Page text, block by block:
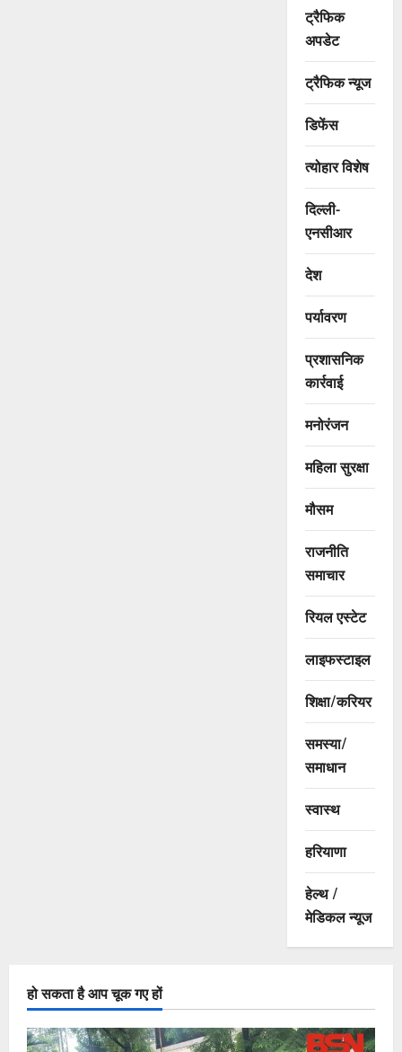
ट्रैफिक
अपडेट
ट्रैफिक न्यूज
डिफेंस
त्योहार विशेष
दिल्ली-
एनसीआर
देश
पर्यावरण
प्रशासनिक
कार्रवाई
मनोरंजन
महिला सुरक्षा
मौसम
राजनीति
समाचार
रियल एस्टेट
लाइफस्टाइल
शिक्षा/करियर
समस्या/
समाधान
स्वास्थ
हरियाणा
हेल्थ /
मेडिकल न्यूज
हो सकता है आप चूक गए हों